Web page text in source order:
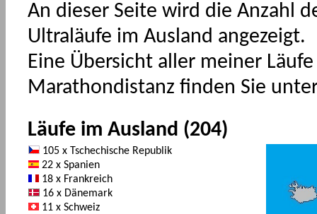
An dieser Seite wird die Anzahl
Ultraläufe im Ausland angezeigt.
Eine Übersicht aller meiner
Marathondistanz finden Sie
Läufe im Ausland (204)
105 x Tschechische Republik
22 x Spanien
18 x Frankreich
16 x Dänemark
11 x Schweiz